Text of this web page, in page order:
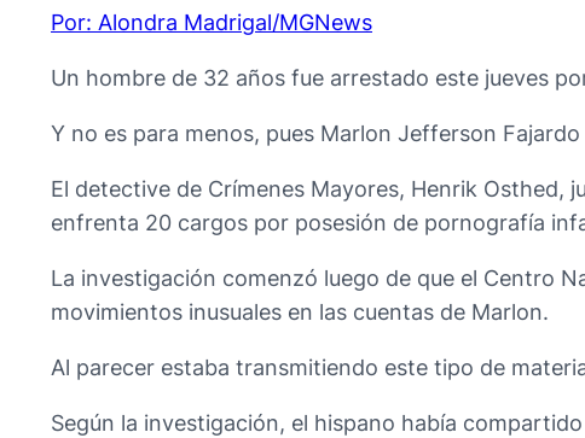
Por: Alondra Madrigal/MGNews
Un hombre de 32 años fue arrestado este jueves
Y no es para menos, pues Marlon Jefferson
El detective de Crímenes Mayores, Henrik Osthed,
enfrenta 20 cargos por posesión de pornografía
La investigación comenzó luego de que el Centro
movimientos inusuales en las cuentas de Marlon.
Al parecer estaba transmitiendo este tipo de
Según la investigación, el hispano había